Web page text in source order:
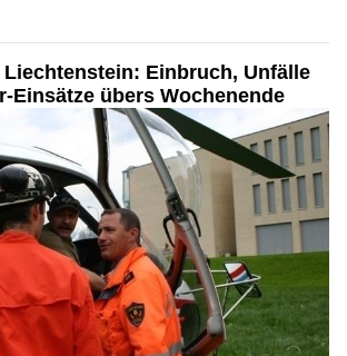
Einbruch, Unfälle
Einsätze übers Wochenende